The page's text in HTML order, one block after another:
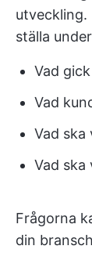
utveckling.
ställa
Vad
Vad
Vad ska
Vad ska
Frågorna
din